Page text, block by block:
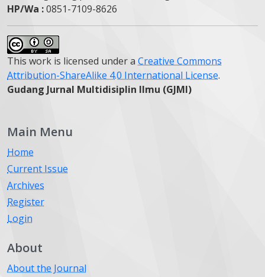
HP/Wa :0851-7109-8626
This work is licensed under a Creative Commons
Attribution-ShareAlike 4.0 International License.
Gudang Jurnal Multidisiplin Ilmu (GJMI)
Main Menu
Home
Current Issue
Archives
Register
Login
About
About the Journal